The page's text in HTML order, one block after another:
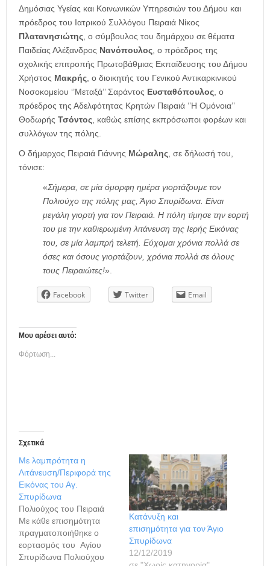
Δημόσιας Υγείας και Κοινωνικών Υπηρεσιών του Δήμου και
πρόεδρος του Ιατρικού Συλλόγου Πειραιά Νίκος
Πλατανησιώτης , ο σύμβουλος του δημάρχου σε θέματα
Παιδείας Αλέξανδρος Νανόπουλος , ο πρόεδρος της
σχολικής επιτροπής Πρωτοβάθμιας Εκπαίδευσης του Δήμου
Χρήστος Μακρής , ο διοικητής του Γενικού Αντικαρκινικού
Νοσοκομείου ‘’Μεταξά’’ Σαράντος Ευσταθόπουλος , ο
πρόεδρος της Αδελφότητας Κρητών Πειραιά ‘’Η Ομόνοια’’
Θοδωρής Τσόντος καθώς επίσης εκπρόσωποι φορέων και
συλλόγων της πόλης.
Ο δήμαρχος Πειραιά Γιάννης Μώραλης , σε δήλωσή του,
τόνισε:
«Σήμερα, σε μία όμορφη ημέρα γιορτάζουμε τον
Πολιούχο της πόλης μας, Άγιο Σπυρίδωνα. Είναι
μεγάλη γιορτή για τον Πειραιά. Η πόλη τίμησε την εορτή
του με την καθιερωμένη λιτάνευση της Ιερής Εικόνας
του, σε μία λαμπρή τελετή. Εύχομαι χρόνια πολλά σε
όσες και όσους γιορτάζουν, χρόνια πολλά σε όλους
τους Πειραιώτες!».
Facebook Twitter Email
Μου αρέσει αυτό:
Φόρτωση...
Σχετικά
Με λαμπρότητα η
Λιτάνευση/Περιφορά της
Εικόνας του Αγ.
Σπυρίδωνα
Πολιούχος του Πειραιά
Με κάθε επισημότητα
πραγματοποιήθηκε ο
εορτασμός του Αγίου
Σπυρίδωνα Πολιούχου
Κατάνυξη και
επισημότητα για τον Άγιο
Σπυρίδωνα
12/12/2019